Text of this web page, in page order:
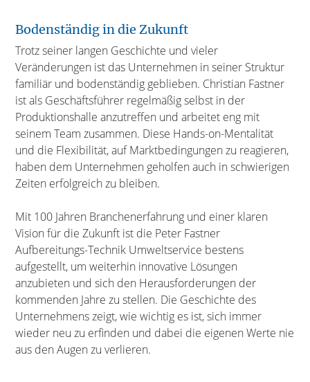
Bodenständig in die Zukunft
Trotz seiner langen Geschichte und vieler
Veränderungen ist das Unternehmen in seiner Struktur
familiär und bodenständig geblieben. Christian Fastner
ist als Geschäftsführer regelmäßig selbst in der
Produktionshalle anzutreffen und arbeitet eng mit
seinem Team zusammen. Diese Hands-on-Mentalität
und die Flexibilität, auf Marktbedingungen zu reagieren,
haben dem Unternehmen geholfen auch in schwierigen
Zeiten erfolgreich zu bleiben.
Mit 100 Jahren Branchenerfahrung und einer klaren
Vision für die Zukunft ist die Peter Fastner
Aufbereitungs-Technik Umweltservice bestens
aufgestellt, um weiterhin innovative Lösungen
anzubieten und sich den Herausforderungen der
kommenden Jahre zu stellen. Die Geschichte des
Unternehmens zeigt, wie wichtig es ist, sich immer
wieder neu zu erfinden und dabei die eigenen Werte nie
aus den Augen zu verlieren.